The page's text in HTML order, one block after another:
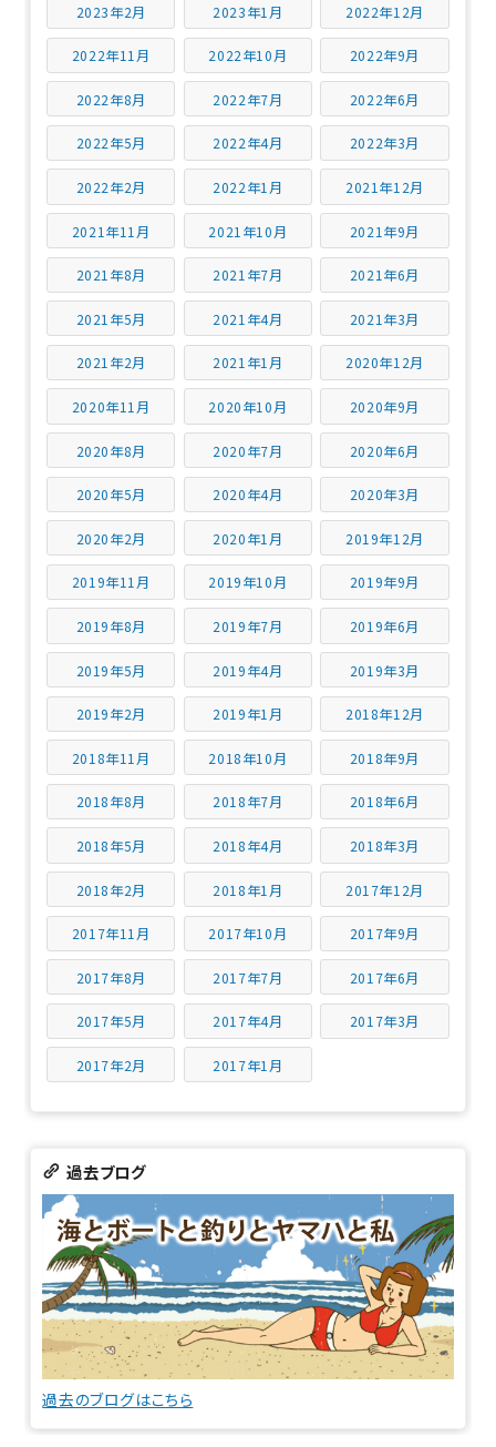
2023年2月 2023年1月 2022年12月
2022年11月 2022年10月 2022年9月
2022年8月 2022年7月 2022年6月
2022年5月 2022年4月 2022年3月
2022年2月 2022年1月 2021年12月
2021年11月 2021年10月 2021年9月
2021年8月 2021年7月 2021年6月
2021年5月 2021年4月 2021年3月
2021年2月 2021年1月 2020年12月
2020年11月 2020年10月 2020年9月
2020年8月 2020年7月 2020年6月
2020年5月 2020年4月 2020年3月
2020年2月 2020年1月 2019年12月
2019年11月 2019年10月 2019年9月
2019年8月 2019年7月 2019年6月
2019年5月 2019年4月 2019年3月
2019年2月 2019年1月 2018年12月
2018年11月 2018年10月 2018年9月
2018年8月 2018年7月 2018年6月
2018年5月 2018年4月 2018年3月
2018年2月 2018年1月 2017年12月
2017年11月 2017年10月 2017年9月
2017年8月 2017年7月 2017年6月
2017年5月 2017年4月 2017年3月
2017年2月 2017年1月
過去ブログ
過去のブログはこちら